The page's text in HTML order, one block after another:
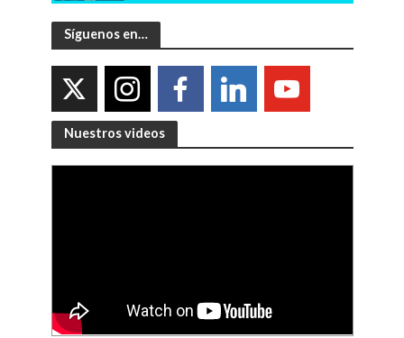
Síguenos en…
Nuestros videos